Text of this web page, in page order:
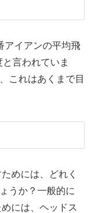
アイアンの平均飛
言われていま
これはあくまで目
めには、どれく
うか？一般的に
には、ヘッドス